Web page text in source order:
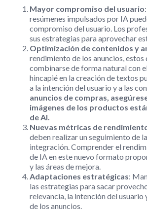
Mayor compromiso del usuario
resúmenes impulsados por IA
compromiso del usuario. Los
sus estrategias para aprovechar
Optimización de contenidos y
rendimiento de los anuncios,
combinarse de forma natural con
hincapié en la creación de textos
a la intención del usuario y a las
anuncios de compras,
imágenes de los productos
de AI.
Nuevas métricas de
deben realizar un seguimiento de
integración. Comprender el
de IA en este nuevo formato
y las áreas de mejora.
Adaptaciones estratégicas:
las estrategias para sacar
relevancia, la intención del
de los anuncios.